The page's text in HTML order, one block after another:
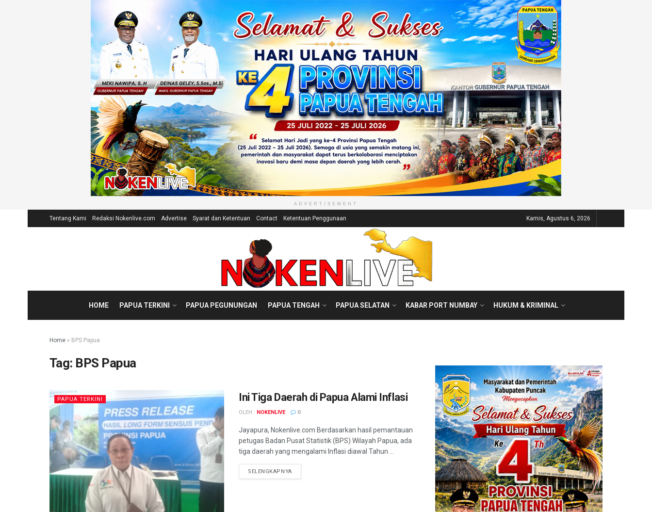
ADVERTISEMENT
Tentang Kami Redaksi Nokenlive.com Advertise Syarat dan Ketentuan Contact Ketentuan Penggunaan Kamis, Agustus 6, 2026
HOME PAPUA TERKINI PAPUA PEGUNUNGAN PAPUA TENGAH PAPUA SELATAN KABAR PORT NUMBAY HUKUM & KRIMINAL
Home » BPS Papua
Tag: BPS Papua
PAPUA TERKINI Ini Tiga Daerah di Papua Alami Inflasi
OLEH : NOKENLIVE 0
Jayapura, Nokenlive.com Berdasarkan hasil pemantauan
petugas Badan Pusat Statistik (BPS) Wilayah Papua, ada
tiga daerah yang mengalami Inflasi diawal Tahun ...
SELENGKAPNYADETAILS